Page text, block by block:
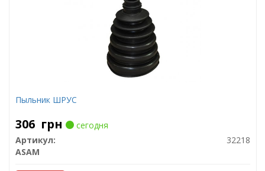
Пыльник ШРУС
306 грн
сегодня
Артикул:
32218
ASAM